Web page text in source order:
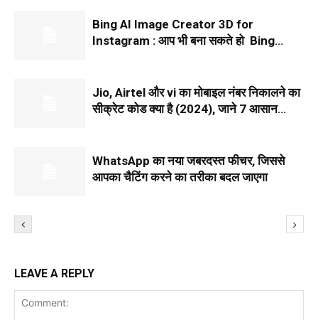
Bing AI Image Creator 3D for
Instagram : आप भी बना सकते हो Bing
Jio, Airtel और vi का मोबाइल नंबर निकालने का
सीक्रेट कोड क्या है (2024), जाने 7 आसान
WhatsApp का नया जबरदस्त फीचर, जिससे
आपका चैटिंग करने का तरीका बदल जाएगा
LEAVE A REPLY